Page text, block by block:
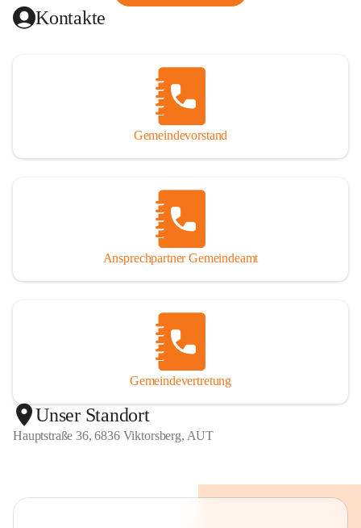
Kontakte
Gemeindevorstand
Ansprechpartner Gemeindeamt
Gemeindevertretung
Unser Standort
Hauptstraße 36, 6836 Viktorsberg, AUT